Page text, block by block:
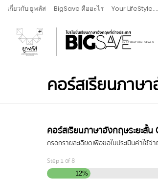
เกี่ยวกับ ยูพลัส BigSave คืออะไร Your
คอร์สเรียนภาษ
คอร์สเรียนภาษาอังกฤษระยะสั้น
กรอกรายละเอียดเพื่อขอใบประเมินค่าใช้จ่
Step1of 8
12%